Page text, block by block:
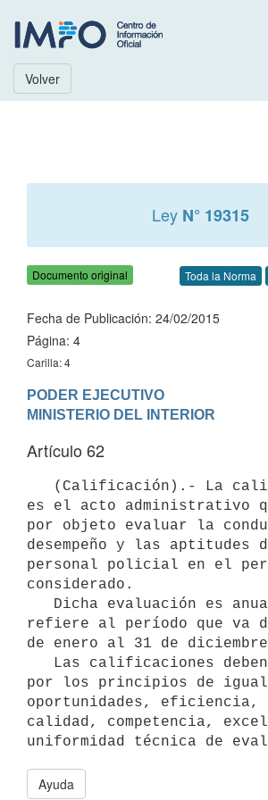
Volver
Ley N° 19315
Documento original Toda la Norma
Fecha de Publicación: 24/02/2015
Página: 4
Carilla: 4
PODER EJECUTIVO
Artículo 62
es el acto administrativo
por objeto evaluar la
desempeño y las aptitudes
personal policial en el
considerado.
refiere al período que va
de enero al 31 de
por los principios de
oportunidades, eficiencia,
calidad, competencia,
Ayuda